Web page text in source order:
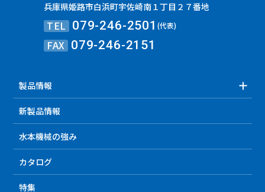
兵庫県姫路市白浜町宇佐崎南１丁目２７番地
TEL 079-246-2501(代表)
FAX 079-246-2151
製品情報
新製品情報
水本機械の強み
カタログ
特集